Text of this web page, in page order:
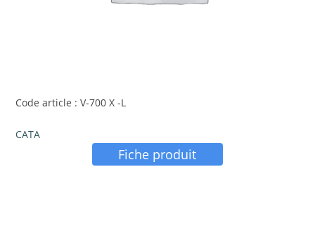
Code article : V-700 X -L
CATA
Fiche produit